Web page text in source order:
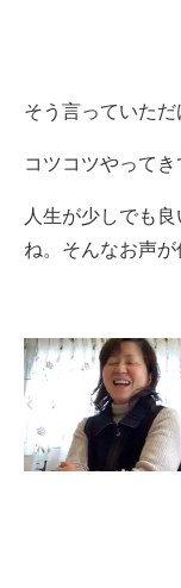
そう言っていただ
コツコツやってき
人生が少しでも
ね。そんなお声が